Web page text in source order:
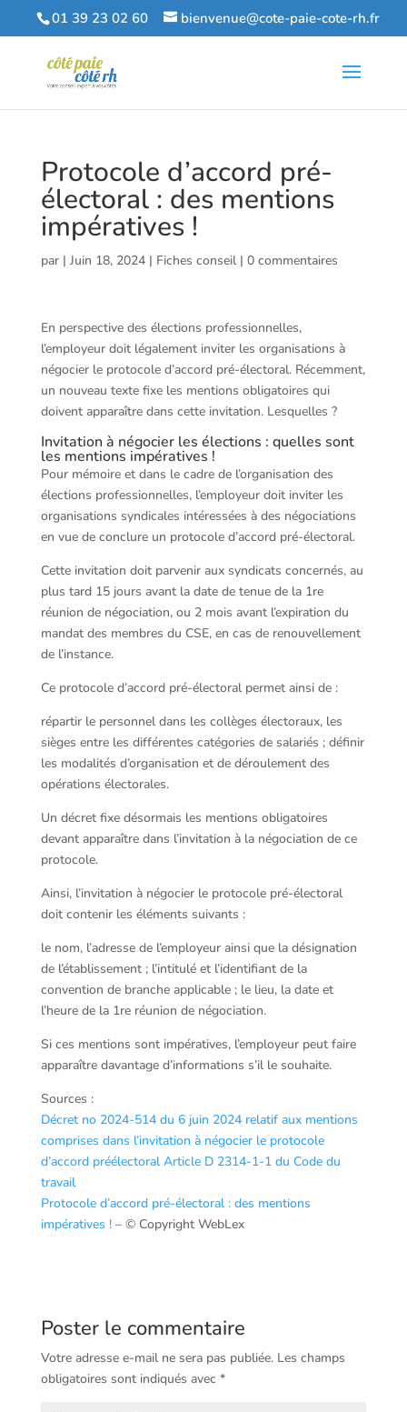
01 39 23 02 60 bienvenue@cote-paie-cote-rh.fr
Protocole d’accord pré-
électoral : des mentions
impératives !
par | Juin 18, 2024| Fiches conseil| 0 commentaires
En perspective des élections professionnelles,
l’employeur doit légalement inviter les organisations à
négocier le protocole d’accord pré-électoral. Récemment,
un nouveau texte fixe les mentions obligatoires qui
doivent apparaître dans cette invitation. Lesquelles ?
Invitation à négocier les élections : quelles sont
les mentions impératives !
Pour mémoire et dans le cadre de l’organisation des
élections professionnelles, l’employeur doit inviter les
organisations syndicales intéressées à des négociations
en vue de conclure un protocole d’accord pré-électoral.
Cette invitation doit parvenir aux syndicats concernés, au
plus tard 15 jours avant la date de tenue de la 1re
réunion de négociation, ou 2 mois avant l’expiration du
mandat des membres du CSE, en cas de renouvellement
de l’instance.
Ce protocole d’accord pré-électoral permet ainsi de :
répartir le personnel dans les collèges électoraux, les
sièges entre les différentes catégories de salariés ; définir
les modalités d’organisation et de déroulement des
opérations électorales.
Un décret fixe désormais les mentions obligatoires
devant apparaître dans l’invitation à la négociation de ce
protocole.
Ainsi, l’invitation à négocier le protocole pré-électoral
doit contenir les éléments suivants :
le nom, l’adresse de l’employeur ainsi que la désignation
de l’établissement ; l’intitulé et l’identifiant de la
convention de branche applicable ; le lieu, la date et
l’heure de la 1re réunion de négociation.
Si ces mentions sont impératives, l’employeur peut faire
apparaître davantage d’informations s’il le souhaite.
Sources :
Décret no 2024-514 du 6 juin 2024 relatif aux mentions
comprises dans l’invitation à négocier le protocole
d’accord préélectoral Article D 2314-1-1 du Code du
travail
Protocole d’accord pré-électoral : des mentions
impératives ! – © Copyright WebLex
Poster le commentaire
Votre adresse e-mail ne sera pas publiée. Les champs
obligatoires sont indiqués avec *